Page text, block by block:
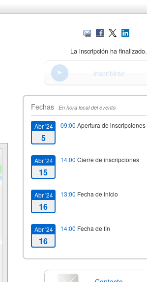
La inscripción ha finalizado.
Inscribirse
Fechas En hora local del evento
Abr '24
5
09:00 Apertura de inscripciones
Abr '24
15
14:00 Cierre de inscripciones
Abr '24
16
13:00 Fecha de inicio
Abr '24
16
14:00 Fecha de fin